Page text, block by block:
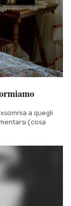
a quegli
(cosa